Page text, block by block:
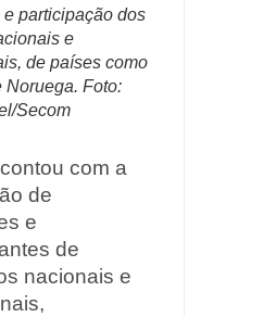
participação dos
e
de países como
Noruega. Foto:
Secom
com a
de
e
de
nacionais e